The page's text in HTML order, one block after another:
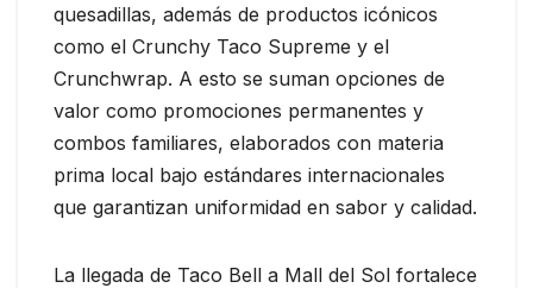
quesadillas, además de productos icónicos
como el Crunchy Taco Supreme y el
Crunchwrap. A esto se suman opciones de
valor como promociones permanentes y
combos familiares, elaborados con materia
prima local bajo estándares internacionales
que garantizan uniformidad en sabor y calidad.
La llegada de Taco Bell a Mall del Sol fortalece